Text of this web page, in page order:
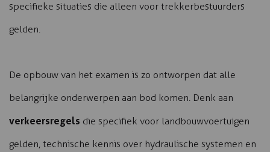
specifieke situaties die alleen voor trekkerbestuurders
gelden.
De opbouw van het examen is zo ontworpen dat alle
belangrijke onderwerpen aan bod komen. Denk aan
verkeersregels die specifiek voor landbouwvoertuigen
gelden, technische kennis over hydraulische systemen en